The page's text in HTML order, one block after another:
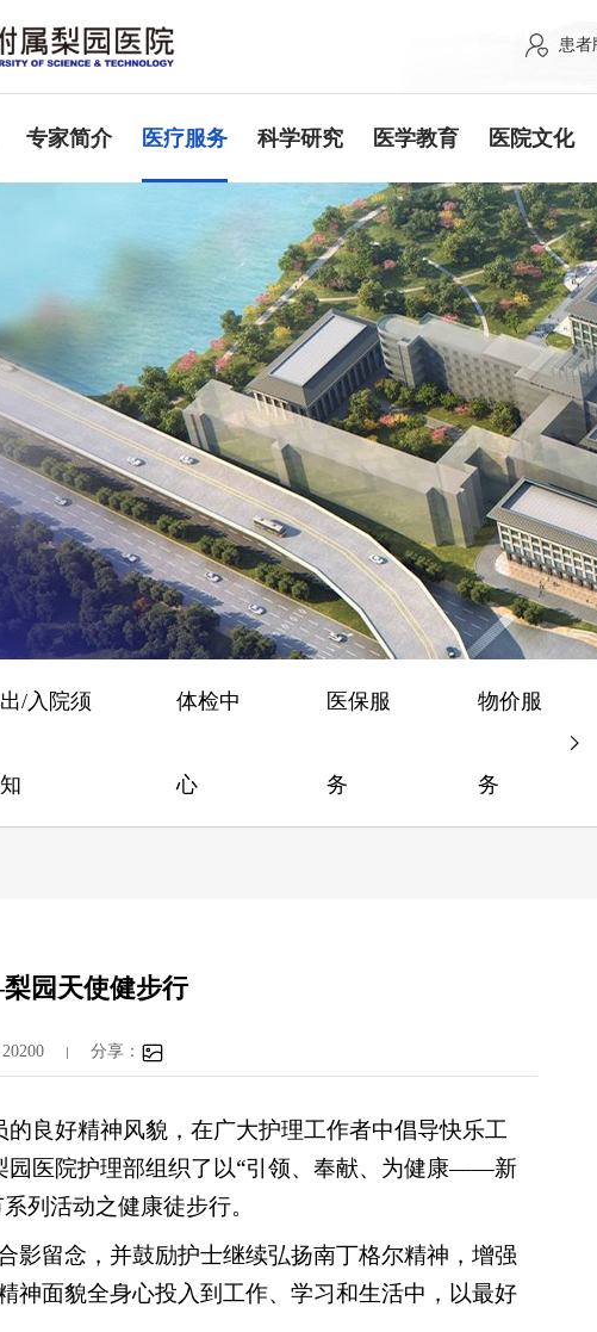
患者
专家简介 医疗服务 科学研究 医学教育 医院文化
出/入院须
知
体检中
心
医保服
务
物价服
务
园天使健步行
分享：
良好精神风貌，在广大护理工作者中倡导快乐工
园医院护理部组织了以“引领、奉献、为健康——新
列活动之健康徒步行。
影留念，并鼓励护士继续弘扬南丁格尔精神，增强
神面貌全身心投入到工作、学习和生活中，以最好